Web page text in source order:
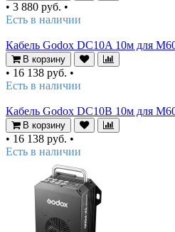
• 3 880 руб. •
Есть в наличии
Кабель Godox DC10A 10м для
В корзину
• 16 138 руб. •
Есть в наличии
Кабель Godox DC10B 10м для
В корзину
• 16 138 руб. •
Есть в наличии